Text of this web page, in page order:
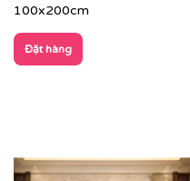
chọn mẫu tranh theo sở
công trình. Tranh dán
mang tính độc đáo và ấn
với bất kỳ ai.
100x200cm
Đặt hàng